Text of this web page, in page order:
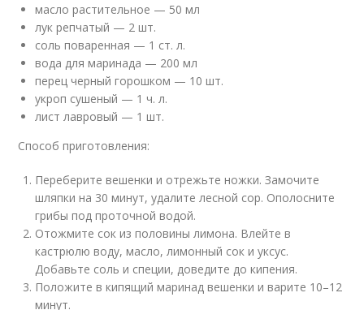
масло растительное — 50 мл
лук репчатый — 2 шт.
соль поваренная — 1 ст. л.
вода для маринада — 200 мл
перец черный горошком — 10 шт.
укроп сушеный — 1 ч. л.
лист лавровый — 1 шт.
Способ приготовления:
Переберите вешенки и отрежьте ножки. Замочите
шляпки на 30 минут, удалите лесной сор. Ополосните
грибы под проточной водой.
Отожмите сок из половины лимона. Влейте в
кастрюлю воду, масло, лимонный сок и уксус.
Добавьте соль и специи, доведите до кипения.
Положите в кипящий маринад вешенки и варите 10–12
минут.